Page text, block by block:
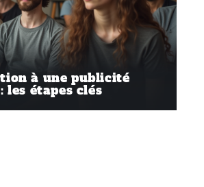
à une publicité
les étapes clés